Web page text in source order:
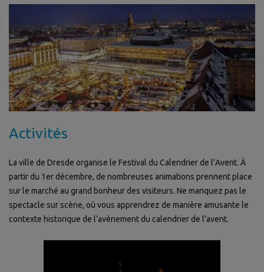
Activités
La ville de Dresde organise le Festival du Calendrier de l’Avent. À
partir du 1er décembre, de nombreuses animations prennent place
sur le marché au grand bonheur des visiteurs. Ne manquez pas le
spectacle sur scène, où vous apprendrez de manière amusante le
contexte historique de l’avènement du calendrier de l’avent.